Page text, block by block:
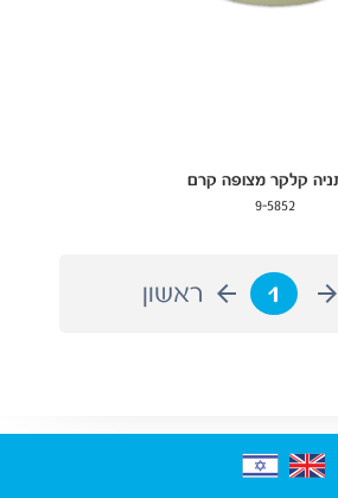
קלקר מצופה קרם
9-5852
ראשון 1